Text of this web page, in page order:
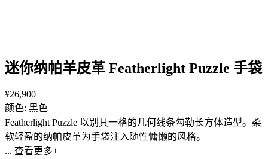
迷你纳帕羊皮革 Featherlight Puzzle 手袋
¥26,900
颜色: 黑色
Featherlight Puzzle 以别具一格的几何线条勾勒长方体造型。柔
软轻盈的纳帕皮革为手袋注入随性慵懒的风格。
... 查看更多+